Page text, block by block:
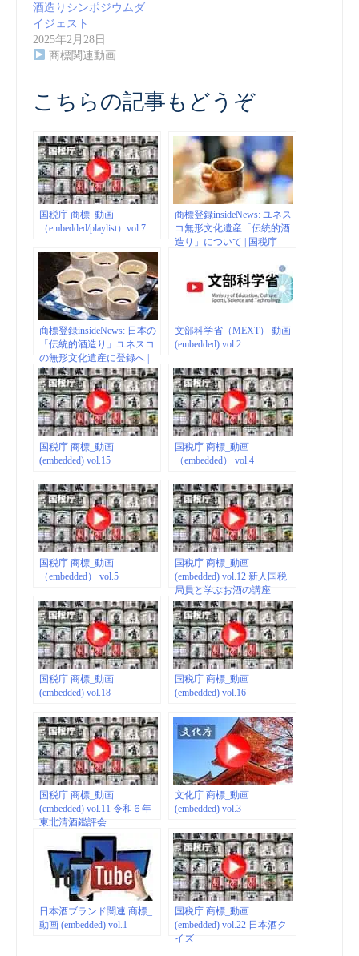
酒造りシンポジウムダ
イジェスト
2025年2月28日
商標関連動画
こちらの記事もどうぞ
国税庁 商標_動画
（embedded/playlist）vol.7
商標登録insideNews: ユネス
コ無形文化遺産「伝統的酒
造り」について | 国税庁
商標登録insideNews: 日本の
「伝統的酒造り」ユネスコ
の無形文化遺産に登録へ |
文化庁
文部科学省（MEXT） 動画
(embedded) vol.2
国税庁 商標_動画
(embedded) vol.15
国税庁 商標_動画
（embedded） vol.4
国税庁 商標_動画
（embedded） vol.5
国税庁 商標_動画
(embedded) vol.12 新人国税
局員と学ぶお酒の講座
国税庁 商標_動画
(embedded) vol.18
国税庁 商標_動画
(embedded) vol.16
国税庁 商標_動画
(embedded) vol.11 令和６年
東北清酒鑑評会
文化庁 商標_動画
(embedded) vol.3
日本酒ブランド関連 商標_
動画 (embedded) vol.1
国税庁 商標_動画
(embedded) vol.22 日本酒ク
イズ